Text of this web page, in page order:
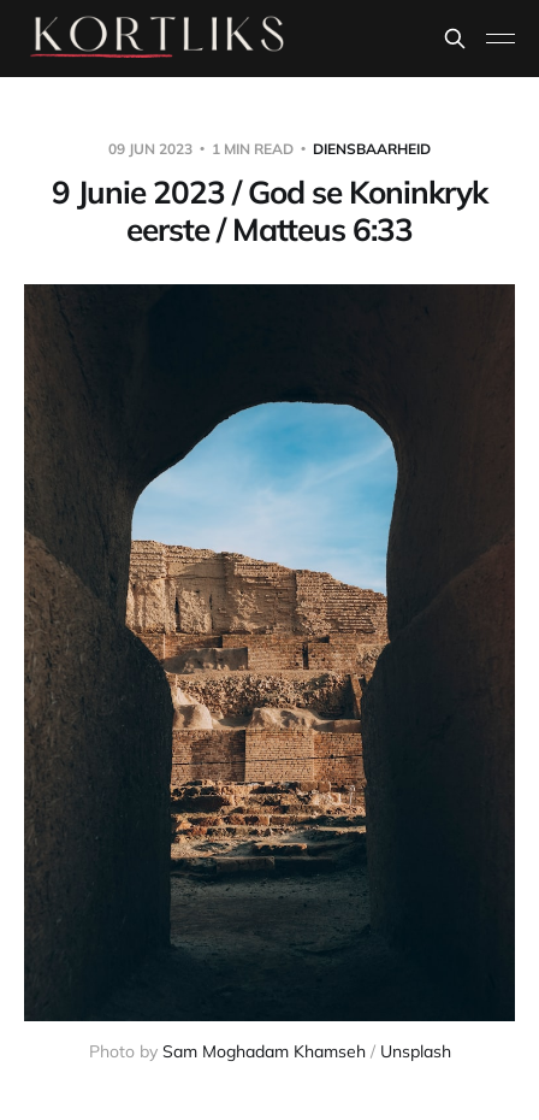
09 JUN 2023 1 MIN READ DIENSBAARHEID
9 Junie 2023 / God se Koninkryk
eerste / Matteus 6:33
Photo by Sam Moghadam Khamseh/ Unsplash